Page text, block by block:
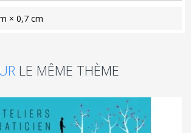
× 0,7 cm
LE MÊME THÈME